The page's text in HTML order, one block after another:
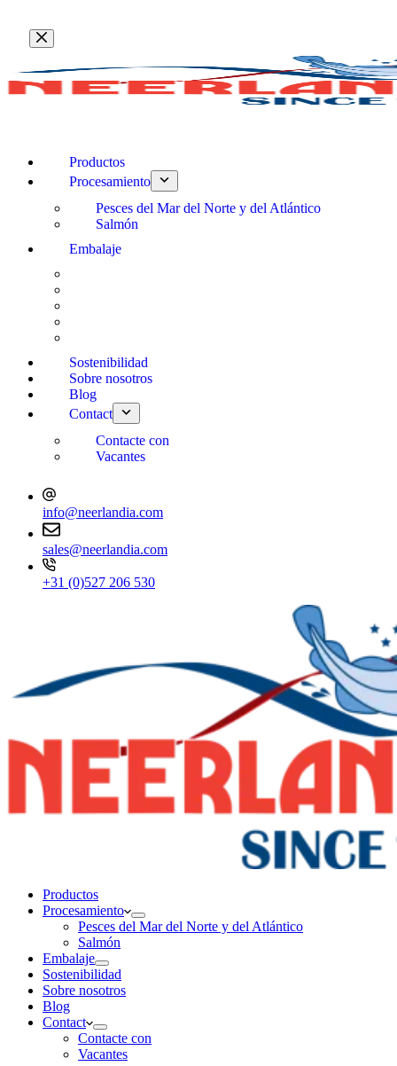
contenido
Productos
Procesamiento
Pesces del Mar del Norte y del Atlántico
Salmón
Embalaje
Sostenibilidad
Sobre nosotros
Blog
Contact
Contacte con
Vacantes
info@neerlandia.com
sales@neerlandia.com
+31 (0)527 206 530
Productos
Procesamiento
Pesces del Mar del Norte y del Atlántico
Salmón
Embalaje
Sostenibilidad
Sobre nosotros
Blog
Contact
Contacte con
Vacantes